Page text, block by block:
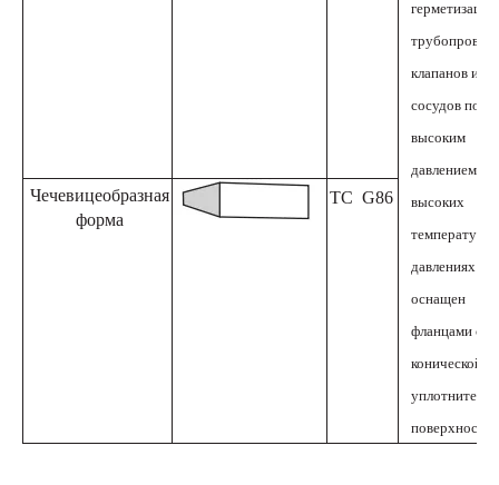
герметизации
клапанов и
сосудов под
высоким
давлением
высоких
давлениях и
оснащен
фланцами с
конической
Чечевицеобразная
форма
ТС G86